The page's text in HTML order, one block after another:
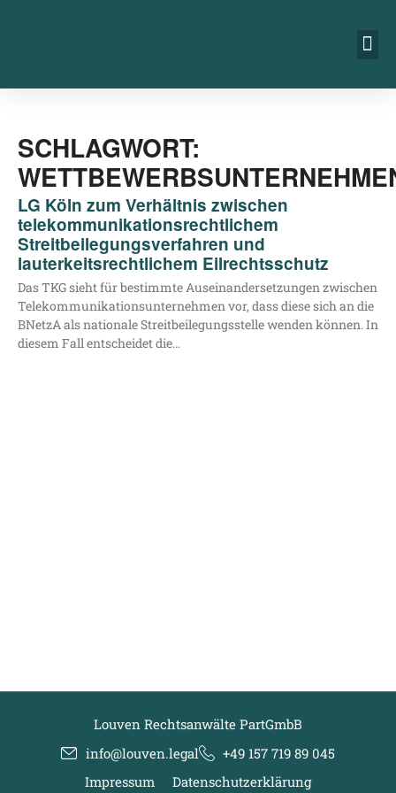
SCHLAGWORT:
LG Köln zum Verhältnis zwischen
telekommunikationsrechtlichem
Streitbeilegungsverfahren und
lauterkeitsrechtlichem Eilrechtsschutz
Das TKG sieht für bestimm­te Aus­ein­an­der­set­zun­gen zwi­schen
Tele­kom­mu­ni­ka­ti­ons­un­ter­neh­men vor, dass die­se sich an die
BNetzA als natio­na­le Streit­bei­le­gungs­stel­le wen­den kön­nen. In
die­sem Fall ent­schei­det die…
Louven Rechtsanwälte PartGmbB
info@louven.legal
+49 157 719 89 045
Impressum
Datenschutzerklärung